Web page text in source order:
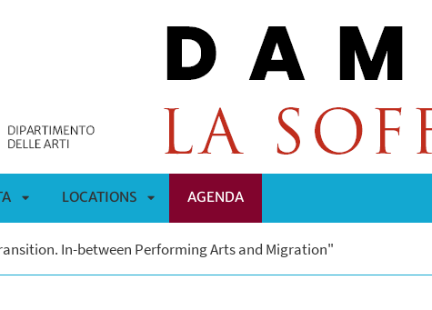
APRI
LOCATIONS
APRI
AGENDA
In-between Performing Arts and Migration"